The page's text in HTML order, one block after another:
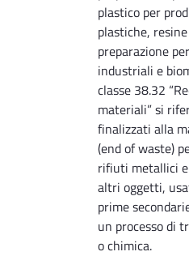
plastico per
plastiche,
preparazione
industriali e
classe 38.32
materiali” si
finalizzati alla
(end of waste)
rifiuti metallici
altri oggetti,
prime
un processo di
o chimica.